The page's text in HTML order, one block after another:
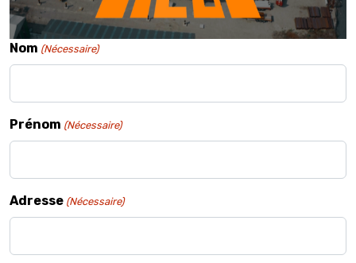
Nom (Nécessaire)
Prénom (Nécessaire)
Adresse (Nécessaire)